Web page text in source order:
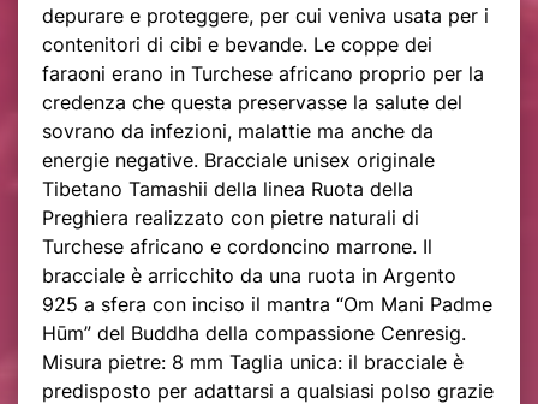
depurare e proteggere, per cui veniva usata per i
contenitori di cibi e bevande. Le coppe dei
faraoni erano in Turchese africano proprio per la
credenza che questa preservasse la salute del
sovrano da infezioni, malattie ma anche da
energie negative. Bracciale unisex originale
Tibetano Tamashii della linea Ruota della
Preghiera realizzato con pietre naturali di
Turchese africano e cordoncino marrone. Il
bracciale è arricchito da una ruota in Argento
925 a sfera con inciso il mantra “Om Mani Padme
Hūm” del Buddha della compassione Cenresig.
Misura pietre: 8 mm Taglia unica: il bracciale è
predisposto per adattarsi a qualsiasi polso grazie